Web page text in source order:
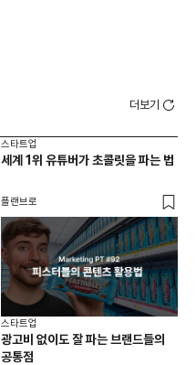
더보기
스타트업
세계 1위 유튜버가 초콜릿을 파는 법
플랜브로
스타트업
광고비 없이도 잘 파는 브랜드들의
공통점